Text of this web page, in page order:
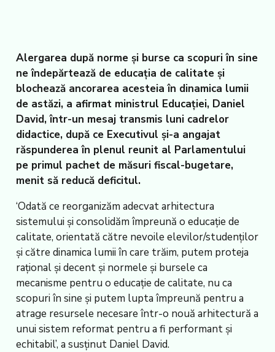
Alergarea după norme și burse ca scopuri în sine
ne îndepărtează de educația de calitate și
blochează ancorarea acesteia în dinamica lumii
de astăzi, a afirmat ministrul Educației, Daniel
David, într-un mesaj transmis luni cadrelor
didactice, după ce Executivul și-a angajat
răspunderea în plenul reunit al Parlamentului
pe primul pachet de măsuri fiscal-bugetare,
menit să reducă deficitul.
‘Odată ce reorganizăm adecvat arhitectura
sistemului și consolidăm împreună o educație de
calitate, orientată către nevoile elevilor/studenților
și către dinamica lumii în care trăim, putem proteja
rațional și decent și normele și bursele ca
mecanisme pentru o educație de calitate, nu ca
scopuri în sine și putem lupta împreună pentru a
atrage resursele necesare într-o nouă arhitectură a
unui sistem reformat pentru a fi performant și
echitabil’, a susținut Daniel David.